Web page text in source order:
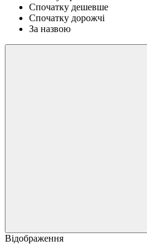
Спочатку дешевше
Спочатку дорожчі
За назвою
Відображення